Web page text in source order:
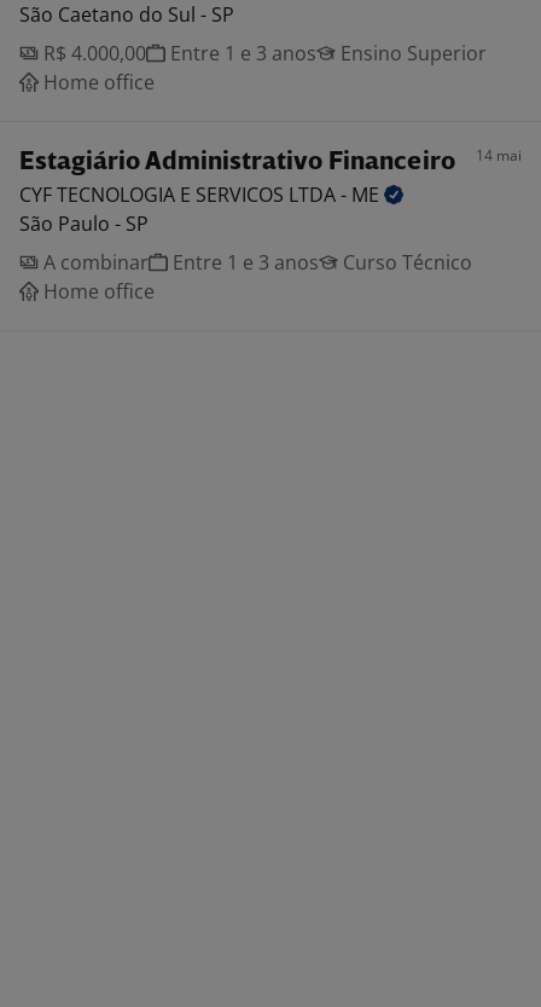
São Caetano do Sul - SP
R$ 4.000,00
Entre 1 e 3 anos
Ensino Superior
Home office
Estagiário Administrativo Financeiro 14 mai
CYF TECNOLOGIA E SERVICOS LTDA - ME
São Paulo - SP
A combinar
Entre 1 e 3 anos
Curso Técnico
Home office